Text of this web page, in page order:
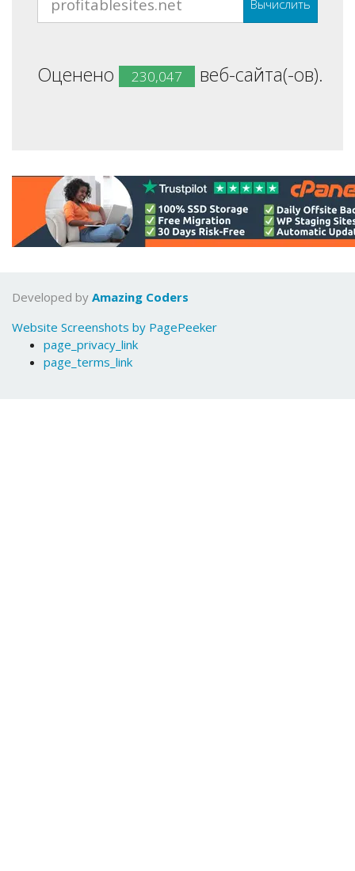
Вычислить
Оценено 230,047 веб-сайта(-ов).
Developed by Amazing Coders
Website Screenshots by PagePeeker
page_privacy_link
page_terms_link